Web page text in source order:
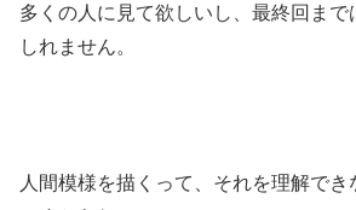
多くの人に見て欲しいし、最終回まで
しれません。
人間模様を描くって、それを理解で